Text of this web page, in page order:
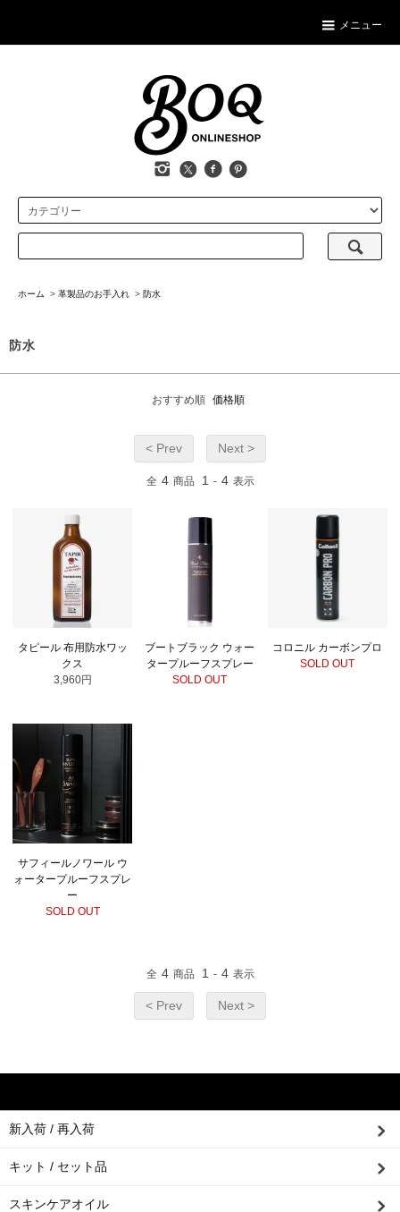
メニュー
ホーム > 革製品のお手入れ > 防水
防水
おすすめ順 価格順
< Prev Next >
全 4 商品 1 - 4 表示
タピール 布用防水ワッ
クス
3,960円
ブートブラック ウォー
タープルーフスプレー
SOLD OUT
コロニル カーボンプロ
SOLD OUT
サフィールノワール ウ
ォータープルーフスプレ
ー
SOLD OUT
全 4 商品 1 - 4 表示
< Prev Next >
新入荷 / 再入荷
キット / セット品
スキンケアオイル